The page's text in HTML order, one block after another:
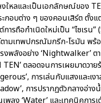
งใหลและเป็นเอกลักษณ์ของ
อบต่าง ๆ ของคอนเสิร์ต ตั้งแ
การถือกำเนิดใหม่เป็น “ไซเรน
ามเทพปกรณัมกรีก-โรมัน พร้อ
พลังอย่าง ‘Nightwalker’ ต
ตลอดจนการเผยมาดวาย
การเล่นกับแสงและเง
การปรากฏตัวกลางอ่าง
พลง ‘Water’ และเทคนิคการ